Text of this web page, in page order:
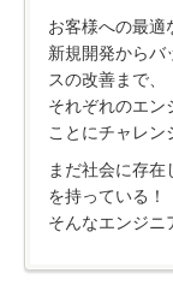
お客様への最適
新規開発からバ
スの改善まで、
それぞれのエン
ことにチャレン
まだ社会に存
を持っている！
そんなエンジニ